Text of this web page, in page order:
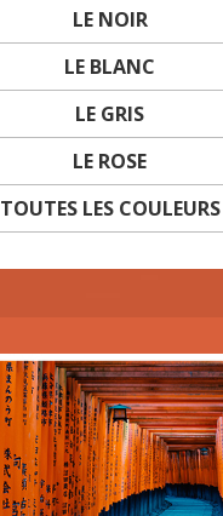
LE NOIR
LE BLANC
LE GRIS
LE ROSE
TOUTES LES COULEURS